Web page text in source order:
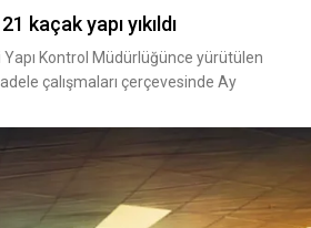
kaçak yapı yıkıldı
Kontrol Müdürlüğünce yürütülen
çalışmaları çerçevesinde Ay